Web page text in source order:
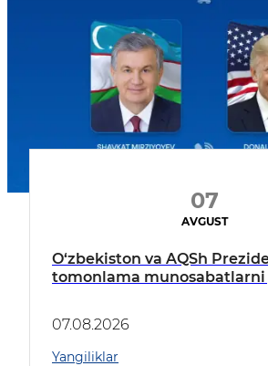
07
AVGUST
O‘zbekiston va AQSh
tomonlama munosabatlarni
07.08.2026
Yangiliklar